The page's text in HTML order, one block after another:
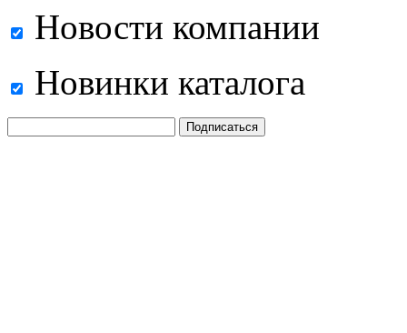
Новости компании
Новинки каталога